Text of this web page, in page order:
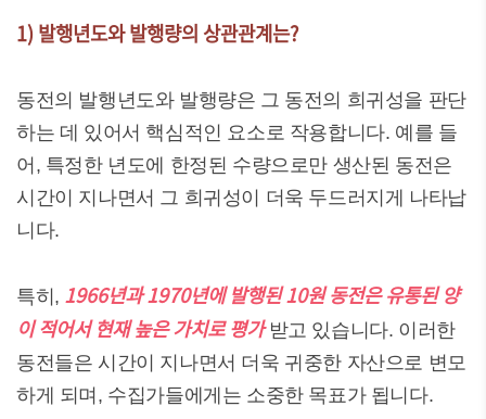
1) 발행년도와 발행량의 상관관계는?
동전의 발행년도와 발행량은 그 동전의 희귀성을 판단
하는 데 있어서 핵심적인 요소로 작용합니다. 예를 들
어, 특정한 년도에 한정된 수량으로만 생산된 동전은
시간이 지나면서 그 희귀성이 더욱 두드러지게 나타납
니다.
특히, 1966년과 1970년에 발행된 10원 동전은 유통된 양
이 적어서 현재 높은 가치로 평가 받고 있습니다. 이러한
동전들은 시간이 지나면서 더욱 귀중한 자산으로 변모
하게 되며, 수집가들에게는 소중한 목표가 됩니다.